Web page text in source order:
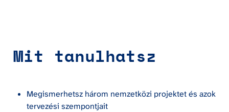
Mit tanulhatsz
Megismerhetsz három nemzetközi projektet és azok
tervezési szempontjait